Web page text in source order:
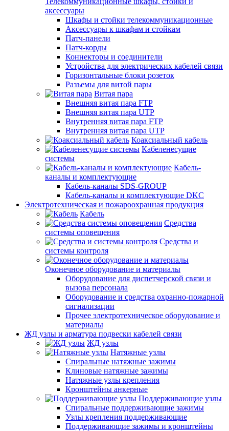
аксессуары
Шкафы и стойки телекоммуникационные
Аксессуары к шкафам и стойкам
Патч-панели
Патч-корды
Коннекторы и соединители
Устройства для электрических кабелей связи
Горизонтальные блоки розеток
Разъемы для витой пары
Витая пара
Внешняя витая пара FTP
Внешняя витая пара UTP
Внутренняя витая пара FTP
Внутренняя витая пара UTP
Коаксиальный кабель
Кабеленесущие
системы
Кабель-
каналы и комплектующие
Кабель-каналы SDS-GROUP
Кабель-каналы и комплектующие DKC
Электротехническая и пожароохранная продукция
Кабель
Средства
системы оповещения
Средства и
системы контроля
Оконечное оборудование и материалы
Оборудование для диспетчерской связи и
вызова персонала
Оборудование и средства охранно-пожарной
сигнализации
Прочее электротехническое оборудование и
материалы
ЖД узлы и арматура подвески кабелей связи
ЖД узлы
Натяжные узлы
Спиральные натяжные зажимы
Клиновые натяжные зажимы
Натяжные узлы крепления
Кронштейны анкерные
Поддерживающие узлы
Спиральные поддерживающие зажимы
Узлы крепления поддерживающие
Поддерживающие зажимы и кронштейны